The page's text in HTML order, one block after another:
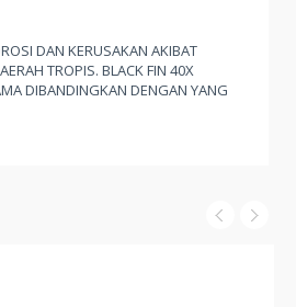
DAN KERUSAKAN AKIBAT
TROPIS. BLACK FIN 40X
DIBANDINGKAN DENGAN YANG